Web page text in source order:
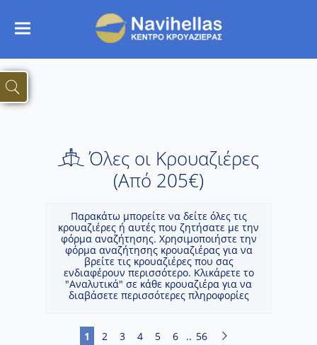
Όλες οι Κρουαζιέρες
(Aπό 205€)
Παρακάτω μπορείτε να δείτε όλες τις
κρουαζιέρες ή αυτές που ζητήσατε με την
φόρμα αναζήτησης. Χρησιμοποιήστε την
φόρμα αναζήτησης κρουαζιέρας για να
βρείτε τις κρουαζιέρες που σας
ενδιαφέρουν περισσότερο. Κλικάρετε το
"Αναλυτικά" σε κάθε κρουαζιέρα για να
διαβάσετε περισσότερες πληροφορίες
1 2 3 4 5 6 .. 56